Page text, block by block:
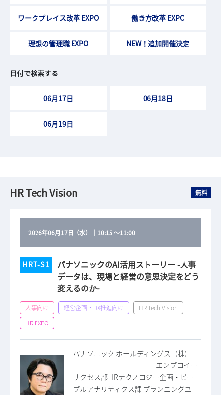
ワークプレイス改革 EXPO 働き方改革 EXPO
理想の管理職 EXPO NEW！追加開催決定
日付で検索する
06月17日 06月18日
06月19日
HR Tech Vision 無料
2026年06月17日（水） ｜ 10:15～11:00
HRT-S1
パナソニックのAI活用ストーリー -人事
データは、現場と経営の意思決定をどう
変えるのか-
人事向け 経営企画・DX推進向け
HR Tech Vision
HR EXPO
パナソニック ホールディングス（株）
エンプロイー
サクセス部 HRテクノロジー企画・ピー
プルアナリティクス課 プランニングユ